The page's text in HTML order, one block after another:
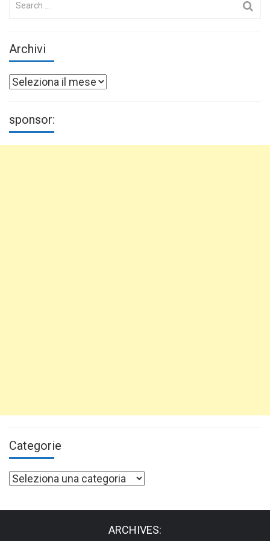
Archivi
Archivi
sponsor:
Categorie
Categorie
ARCHIVES: